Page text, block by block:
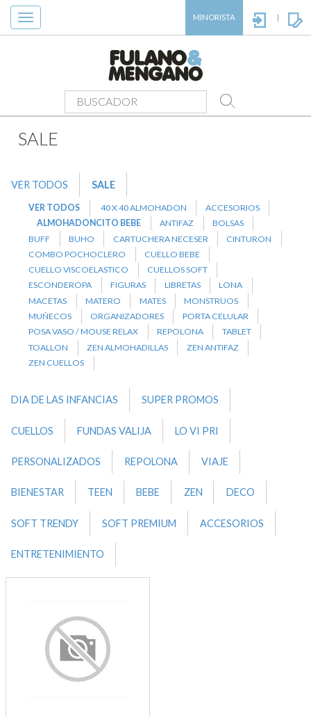
Toggle
navigation
MINORISTA
SALE>ALMOHADONCITO BEBE
SALE
VER TODOS SALE
VER TODOS 40 X 40 ALMOHADON
ACCESORIOS
ALMOHADONCITO BEBE
ANTIFAZ
BOLSAS
BUFF
BUHO CARTUCHERA NECESER
CINTURON
COMBO POCHOCLERO
CUELLO BEBE
CUELLO VISCOELASTICO
CUELLOS SOFT
ESCONDEROPA
FIGURAS LIBRETAS
LONA
MACETAS
MATERO MATES
MONSTRUOS
MUÑECOS
ORGANIZADORES
PORTA CELULAR
POSA VASO / MOUSE RELAX
REPOLONA
TABLET
TOALLON
ZEN ALMOHADILLAS
ZEN ANTIFAZ
ZEN CUELLOS
DIA DE LAS INFANCIAS SUPER PROMOS
CUELLOS FUNDAS VALIJA LO VI PRI
PERSONALIZADOS REPOLONA VIAJE
BIENESTAR TEEN BEBE ZEN DECO
SOFT TRENDY SOFT PREMIUM ACCESORIOS
ENTRETENIMIENTO